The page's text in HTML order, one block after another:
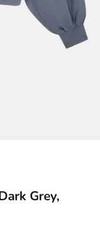
1234
Grey,